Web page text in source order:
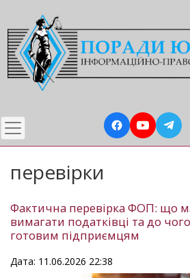
до
основного
вмісту
перевірки
Фактична перевірка ФОП: що
вимагати податківці та до
готовим підприємцям
Дата: 11.06.2026 22:38